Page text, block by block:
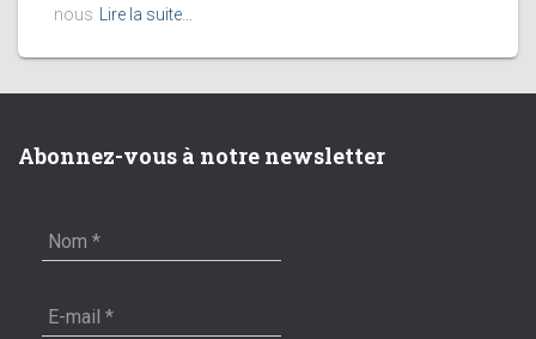
nous Lire la suite…
Abonnez-vous à notre newsletter